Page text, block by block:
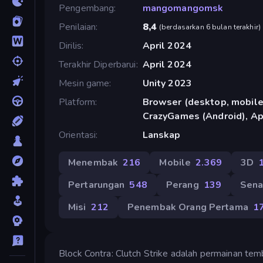
Pengembang
mangomangomsk
Penilaian
8,4 (berdasarkan 6 bulan terakhir)
Dirilis
April 2024
Terakhir Diperbarui April 2024
Mesin game
Unity 2023
Platform
Browser (desktop,
CrazyGames (Android),
Orientasi
Lanskap
Menembak 216 Mobile 2.369 3D
Pertarungan 548 Perang 139
Misi 212 Penembak Orang Pertama
Block Contra: Clutch Strike adalah permainan